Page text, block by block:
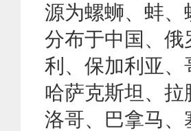
源为螺蛳、蚌
分布于中国、
利、保加利亚
哈萨克斯坦、
洛哥、巴拿马